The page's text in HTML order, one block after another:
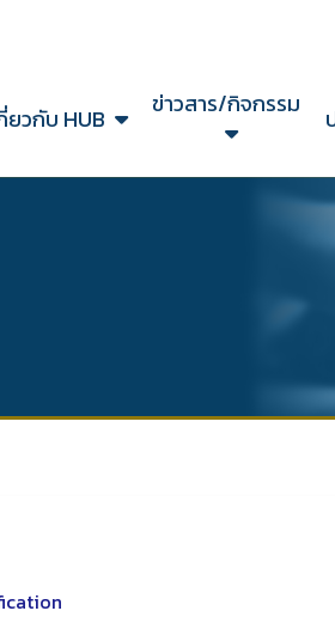
ยวกับ HUB ข่าวสาร/กิจกรรม